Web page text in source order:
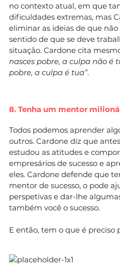
no contexto atual, em que
dificuldades extremas, mas
eliminar as ideias de que
sentido de que se deve
situação. Cardone cita
nasces pobre, a culpa não é
pobre, a culpa é tua”.
8. Tenha um mentor
Todos podemos aprender
outros. Cardone diz que
estudou as atitudes e
empresários de sucesso e
eles. Cardone defende que
mentor de sucesso, o pode
perspetivas e dar-lhe
também você o sucesso.
E então, tem o que é preciso